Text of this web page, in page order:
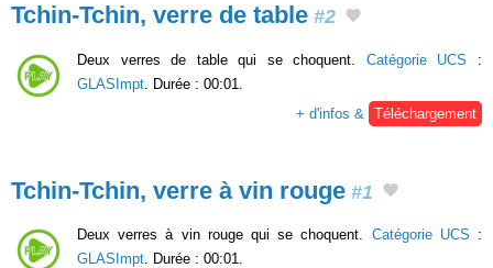
Tchin-Tchin, verre de table #2
Deux verres de table qui se choquent. Catégorie UCS :
GLASImpt . Durée : 00:01.
+ d'infos &
Téléchargement
Tchin-Tchin, verre à vin rouge #1
Deux verres à vin rouge qui se choquent. Catégorie UCS :
GLASImpt. Durée : 00:01.